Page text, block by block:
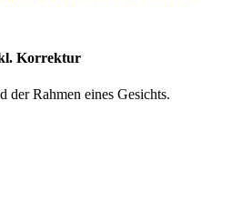
Korrektur
der Rahmen eines Gesichts.